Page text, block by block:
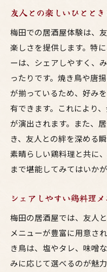
友人との楽しいひとと
梅田での居酒屋体験は、
楽しさを提供します。特
ーは、シェアしやすく、
ったりです。焼き鳥や唐
が揃っているため、好み
有できます。これにより
が演出されます。また、
き、友人との絆を深める
素晴らしい鶏料理と共に
まで堪能してみてはいか
シェアしやすい鶏料理
梅田の居酒屋では、友人
メニューが豊富に用意さ
き鳥は、塩やタレ、味噌
みに応じて選べるのが魅